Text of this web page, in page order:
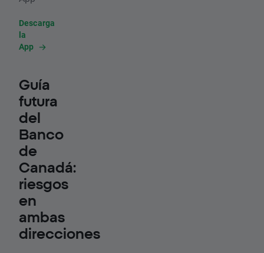
Descarga
la
App
Guía
futura
del
Banco
de
Canadá:
riesgos
en
ambas
direcciones